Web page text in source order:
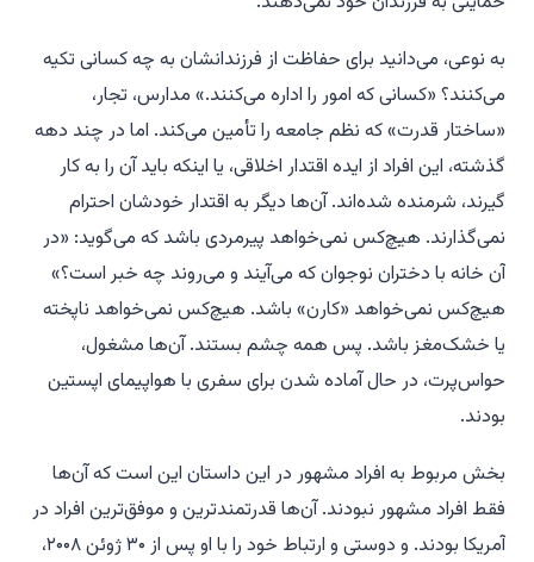
به نوعی، می‌دانید برای حفاظت از فرزندانشان به چه کسانی تکیه
می‌کنند؟ «کسانی که امور را اداره می‌کنند.» مدارس، تجار،
«ساختار قدرت» که نظم جامعه را تأمین می‌کند. اما در چند دهه
گذشته، این افراد از ایده اقتدار اخلاقی، یا اینکه باید آن را به کار
گیرند، شرمنده شده‌اند. آن‌ها دیگر به اقتدار خودشان احترام
نمی‌گذارند. هیچ‌کس نمی‌خواهد پیرمردی باشد که می‌گوید: «در
آن خانه با دختران نوجوان که می‌آیند و می‌روند چه خبر است؟»
هیچ‌کس نمی‌خواهد «کارن» باشد. هیچ‌کس نمی‌خواهد ناپخته
یا خشک‌مغز باشد. پس همه چشم بستند. آن‌ها مشغول،
حواس‌پرت، در حال آماده شدن برای سفری با هواپیمای اپستین
بودند.
بخش مربوط به افراد مشهور در این داستان این است که آن‌ها
فقط افراد مشهور نبودند. آن‌ها قدرتمندترین و موفق‌ترین افراد در
آمریکا بودند. و دوستی و ارتباط خود را با او پس از ۳۰ ژوئن ۲۰۰۸،